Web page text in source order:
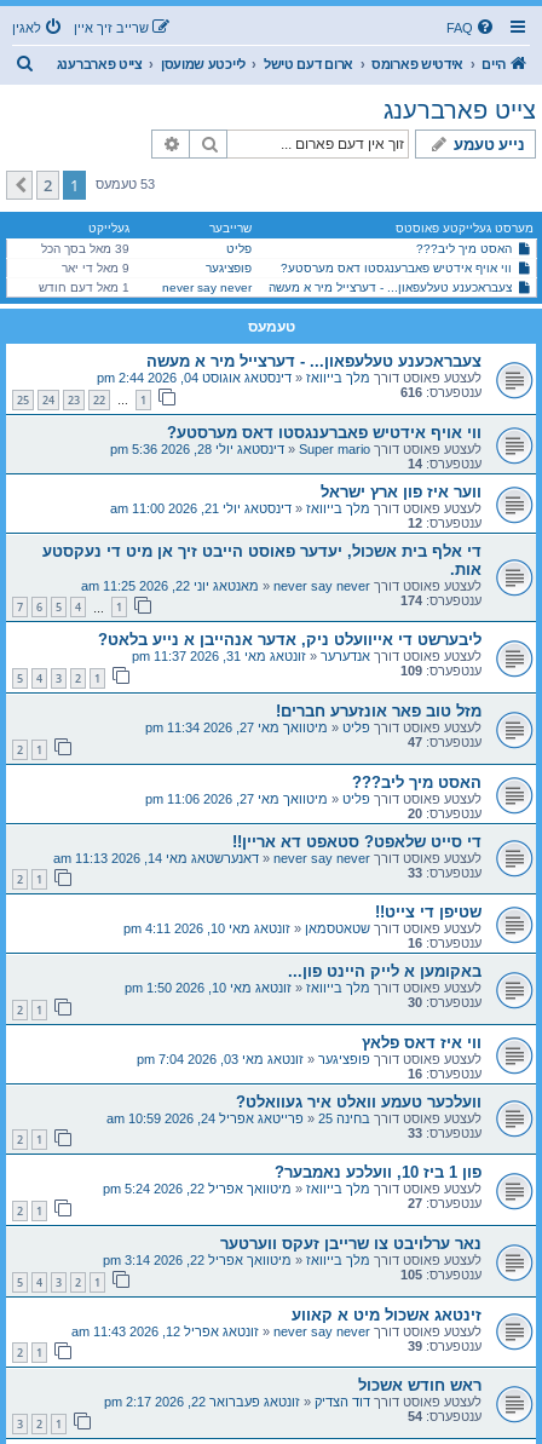
FAQ לאגין שרייב זיך איין
היים אידטיש פארומס ארום דעם טישל לייכטע שמועסן צייט פארברענג
צייט פארברענג
נייע טעמע זוך
53 טעמעס 1
2
קומענדיגע
מערסט געלייקטע פאוסטס שרייבער
געלייקט
האסט מיך ליב???
פליט
39 מאל בסך הכל
ווי אויף אידטיש פאברענגסטו דאס מערסטע?
פופציגער
9 מאל די יאר
צעבראכענע טעלעפאון... - דערצייל מיר א מעשה
never say never 1 מאל דעם חודש
טעמעס
צעבראכענע טעלעפאון... - דערצייל מיר א מעשה
לעצטע פאוסט דורך מלך בייוואז « דינסטאג אוגוסט 04, 2026 2:44 pm
ענטפערס: 616
1
…
22
23
24
25
ווי אויף אידטיש פאברענגסטו דאס מערסטע?
לעצטע פאוסט דורך Super mario
« דינסטאג יולי 28, 2026 5:36 pm
ענטפערס: 14
ווער איז פון ארץ ישראל
לעצטע פאוסט דורך מלך בייוואז « דינסטאג יולי 21, 2026 11:00 am
ענטפערס: 12
די אלף בית אשכול, יעדער פאוסט הייבט זיך אן מיט די נעקסטע
אות.
לעצטע פאוסט דורך never say never
« מאנטאג יוני 22, 2026 11:25 am
ענטפערס: 174
1
4
5
6
7
ליבערשט די אייוועלט ניק, אדער אנהייבן א נייע בלאט?
לעצטע פאוסט דורך אנדערער « זונטאג מאי 31, 2026 11:37 pm
ענטפערס: 109
1
2
3
4
5
מזל טוב פאר אונזערע חברים!
לעצטע פאוסט דורך פליט « מיטוואך מאי 27, 2026 11:34 pm
ענטפערס: 47
1
2
האסט מיך ליב???
לעצטע פאוסט דורך פליט « מיטוואך מאי 27, 2026 11:06 pm
ענטפערס: 20
די סייט שלאפט? סטאפט דא אריין!!
לעצטע פאוסט דורך never say never
« דאנערשטאג מאי 14, 2026 11:13 am
ענטפערס: 33
1
2
שטיפן די צייט!!
לעצטע פאוסט דורך שטאטסמאן « זונטאג מאי 10, 2026 4:11 pm
ענטפערס: 16
באקומען א לייק היינט פון...
לעצטע פאוסט דורך מלך בייוואז « זונטאג מאי 10, 2026 1:50 pm
ענטפערס: 30
1
2
ווי איז דאס פלאץ
לעצטע פאוסט דורך פופציגער « זונטאג מאי 03, 2026 7:04 pm
ענטפערס: 16
וועלכער טעמע וואלט איר געוואלט?
לעצטע פאוסט דורך בחינה 25 « פרייטאג אפריל 24, 2026 10:59 am
ענטפערס: 33
1
2
פון 1 ביז 10, וועלכע נאמבער?
לעצטע פאוסט דורך מלך בייוואז « מיטוואך אפריל 22, 2026 5:24 pm
ענטפערס: 27
1
2
נאר ערלויבט צו שרייבן זעקס ווערטער
לעצטע פאוסט דורך מלך בייוואז « מיטוואך אפריל 22, 2026 3:14 pm
ענטפערס: 105
1
2
3
4
5
זינטאג אשכול מיט א קאווע
לעצטע פאוסט דורך never say never
« זונטאג אפריל 12, 2026 11:43 am
ענטפערס: 39
1
2
ראש חודש אשכול
לעצטע פאוסט דורך דוד הצדיק « זונטאג פעברואר 22, 2026 2:17 pm
ענטפערס: 54
1
2
3